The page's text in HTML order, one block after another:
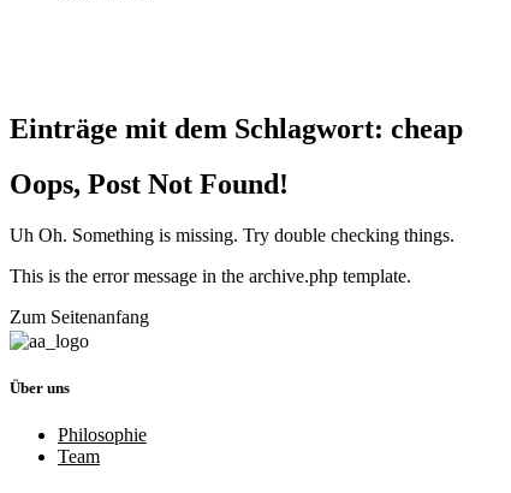
Einträge mit dem Schlagwort: cheap
Oops, Post Not Found!
Uh Oh. Something is missing. Try double checking things.
This is the error message in the archive.php template.
Zum Seitenanfang
Über uns
Philosophie
Team